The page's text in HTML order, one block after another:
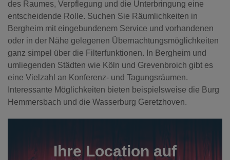
des Raumes, Verpflegung und die Unterbringung eine
entscheidende Rolle. Suchen Sie Räumlichkeiten in
Bergheim mit eingebundenem Service und vorhandenen
oder in der Nähe gelegenen Übernachtungsmöglichkeiten
ganz simpel über die Filterfunktionen. In Bergheim und
umliegenden Städten wie Köln und Grevenbroich gibt es
eine Vielzahl an Konferenz- und Tagungsräumen.
Interessante Möglichkeiten bieten beispielsweise die Burg
Hemmersbach und die Wasserburg Geretzhoven.
Ihre Location auf